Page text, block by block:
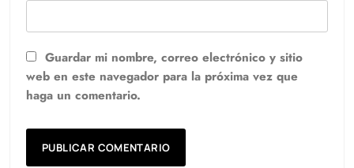
Guardar mi nombre, correo electrónico y sitio
web en este navegador para la próxima vez que
haga un comentario.